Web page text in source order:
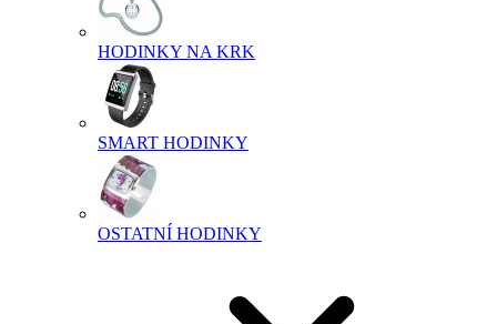
HODINKY NA KRK
SMART HODINKY
OSTATNÍ HODINKY